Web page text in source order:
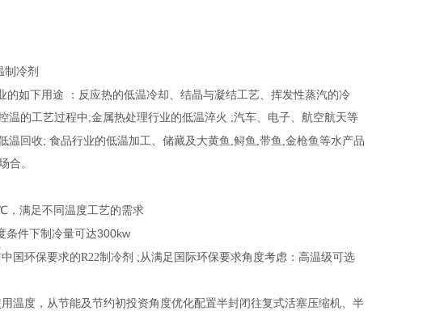
制冷剂
如下用途 ：反应热的低温冷却、结晶与凝结工艺、挥发性蒸汽的冷
温的工艺过程中;金属热处理行业的低温淬火 ;汽车、电子、航空航天等
温回收; 食品行业的低温加工、储藏及大黄鱼 ,鲟鱼 ,带鱼 ,金枪鱼等水产品
合。
，满足不同温度工艺的需求
条件下制冷量可达300kw
国环保要求的R22制冷剂 ;从满足国际环保要求角度考虑：高温级可选
温度，从节能及节约初投资角度优化配置半封闭往复式活塞压缩机、半